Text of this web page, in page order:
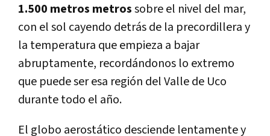
1.500 metros metrossobre el nivel del mar,
con el sol cayendo detrás de la precordillera y
la temperatura que empieza a bajar
abruptamente, recordándonos lo extremo
que puede ser esa región del Valle de Uco
durante todo el año.
El globo aerostático desciende lentamente y